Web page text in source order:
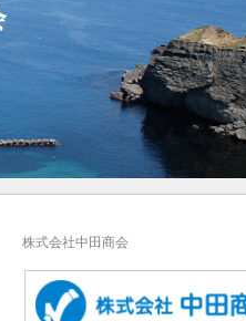
株式会社中田商会